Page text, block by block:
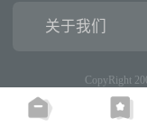
关于我们
CopyRight